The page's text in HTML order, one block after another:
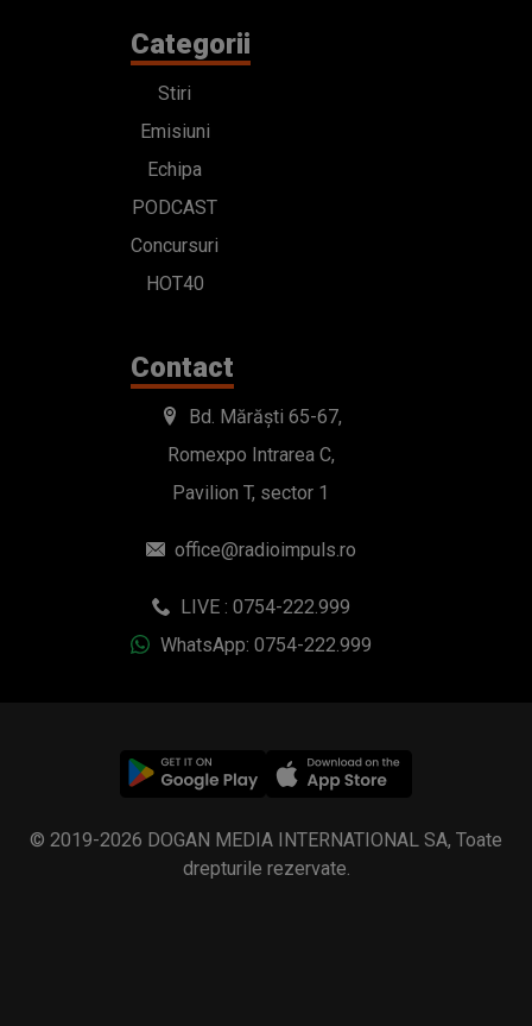
Categorii
Stiri
Emisiuni
Echipa
PODCAST
Concursuri
HOT40
Contact
Bd. Mărăști 65-67,
Romexpo Intrarea C,
Pavilion T, sector 1
office@radioimpuls.ro
LIVE : 0754-222.999
WhatsApp: 0754-222.999
© 2019-2026 DOGAN MEDIA INTERNATIONAL SA, Toate
drepturile rezervate.